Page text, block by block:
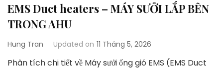
EMS Duct heaters – MÁY SƯỞI LẮP BÊN
TRONG AHU
Hung Tran Updated on 11 Tháng 5, 2026
Phân tích chi tiết về Máy sưởi ống gió EMS (EMS Duct